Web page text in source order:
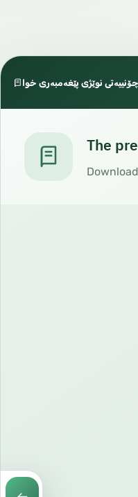
چۆنییەتی نوێژی پێغەمبەری خوا
The